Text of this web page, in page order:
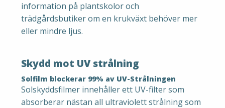
information på plantskolor och
trädgårdsbutiker om en krukväxt behöver mer
eller mindre ljus.
Skydd mot UV strålning
Solfilm blockerar 99% av UV-Strålningen
Solskyddsfilmer innehåller ett UV-filter som
absorberar nästan all ultraviolett strålning som